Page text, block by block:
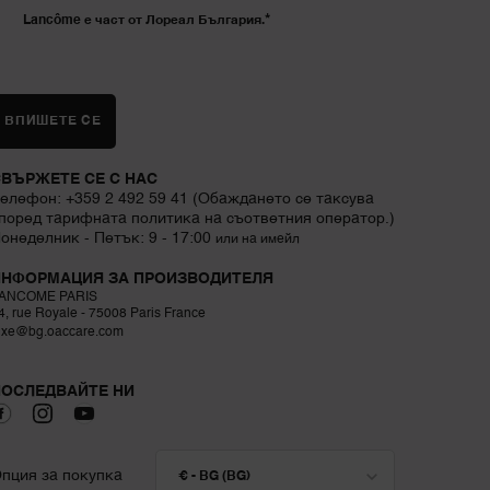
Lancôme е част от Лореал България.*
ВПИШЕТЕ СЕ
СЕ С НАС
+359 2 492 59 41 (Обаждането се таксува
тарифната политика на съответния оператор.)
- Петък: 9 - 17:00 или на имейл
ЗА ПРОИЗВОДИТЕЛЯ
PARIS
rue Royale - 75008 Paris France
НИ
за покупка € - BG (BG)